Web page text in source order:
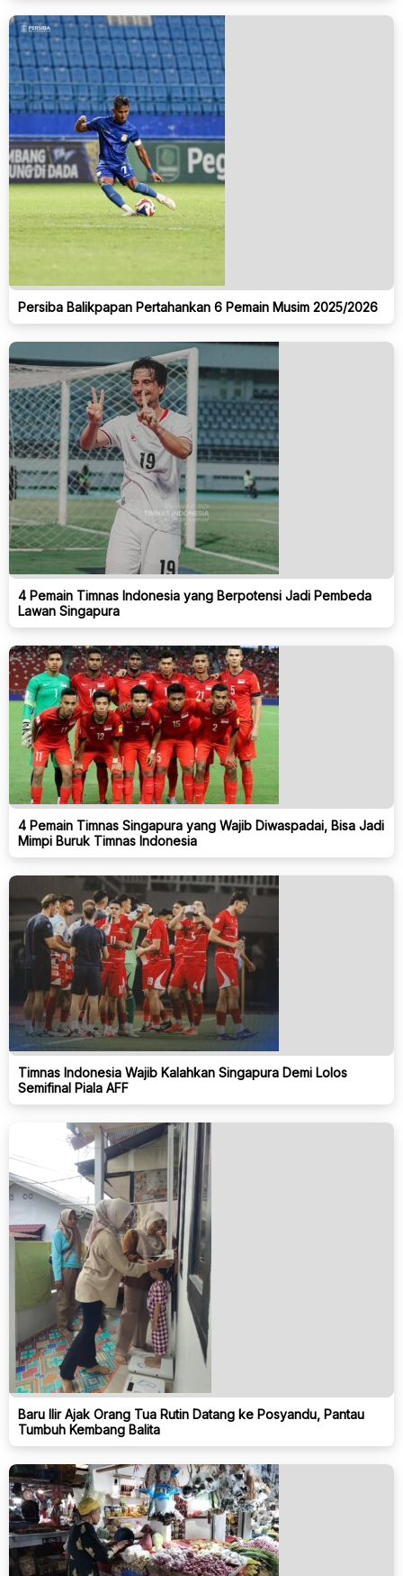
Persiba Balikpapan Pertahankan 6 Pemain Musim 2025/2026
4 Pemain Timnas Indonesia yang Berpotensi Jadi Pembeda
Lawan Singapura
4 Pemain Timnas Singapura yang Wajib Diwaspadai, Bisa Jadi
Mimpi Buruk Timnas Indonesia
Timnas Indonesia Wajib Kalahkan Singapura Demi Lolos
Semifinal Piala AFF
Baru Ilir Ajak Orang Tua Rutin Datang ke Posyandu, Pantau
Tumbuh Kembang Balita